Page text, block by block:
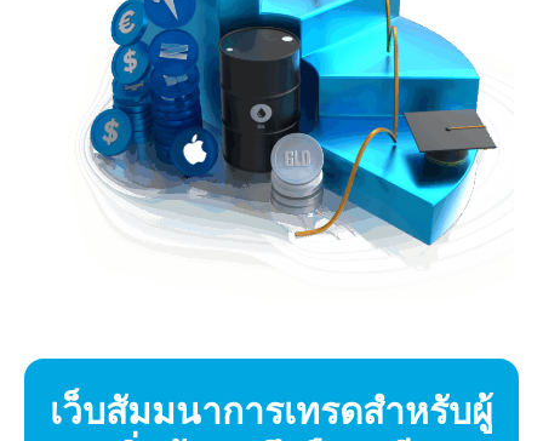
เว็บสัมมนาการเทรดสำหรับผู้